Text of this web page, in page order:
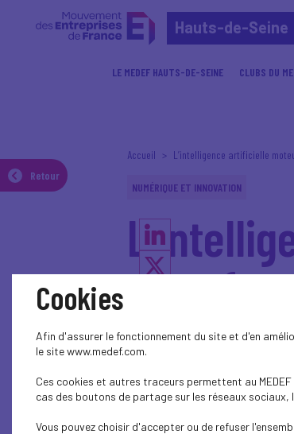
Hauts-de-Seine
LE MEDEF HAUTS-DE-SEINE CLUBS DU
Retour
Accueil L’intelligence artificielle
NUMÉRIQUE ET INNOVATION
Le 24 septembre
Schwab pour
Cookies
Afin d'assurer le fonctionnement du site et d'en
le site www.medef.com.
Ces cookies et autres traceurs permettent au
cas des boutons de partage sur les réseaux
Vous pouvez choisir d'accepter ou de refuser